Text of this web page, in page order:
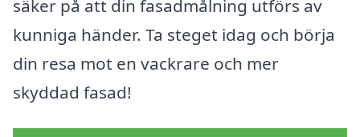
säker på att din fasadmålning utförs av
kunniga händer. Ta steget idag och börja
din resa mot en vackrare och mer
skyddad fasad!